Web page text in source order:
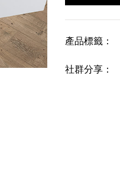
產品標籤：
社群分享：